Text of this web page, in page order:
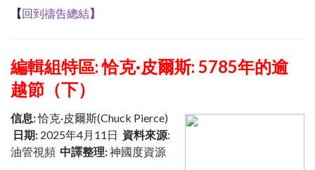
【回到禱告總結】
編輯組特區: 恰克·皮爾斯: 5785年的逾
越節（下）
信息:恰克·皮爾斯(Chuck Pierce)
日期: 2025年4月11日 資料來源:
油管視頻 中譯整理:神國度資源